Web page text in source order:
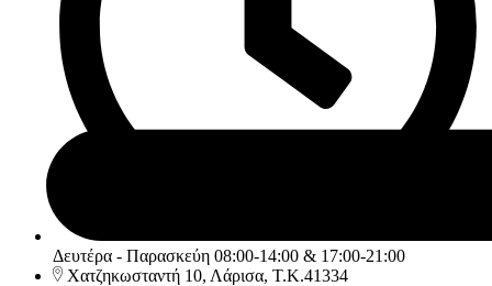
Δευτέρα - Παρασκεύη 08:00-14:00 & 17:00-21:00
Χατζηκωσταντή 10, Λάρισα, Τ.Κ.41334